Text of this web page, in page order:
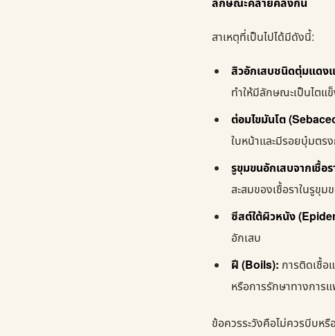
ลักษณะคล้ายคลึงกัน
สาเหตุที่เป็นไปได้มีดังนี้:
สิวอักเสบชนิดตุ่มแดง
ทำให้มีลักษณะเป็นไตแ
ต่อมไขมันโต
ใบหน้าและมีรอยบุ๋มตร
รูขุมขนอักเสบจากเชื้
สะสมของเชื้อราในรูขุม
ซีสต์ใต้ผิวหนัง
อักเสบ
ฝี (Boils): การติดเชื้อ
หรือการรักษาทางการ
ข้อควรระวังคือไม่ควรบีบหรื